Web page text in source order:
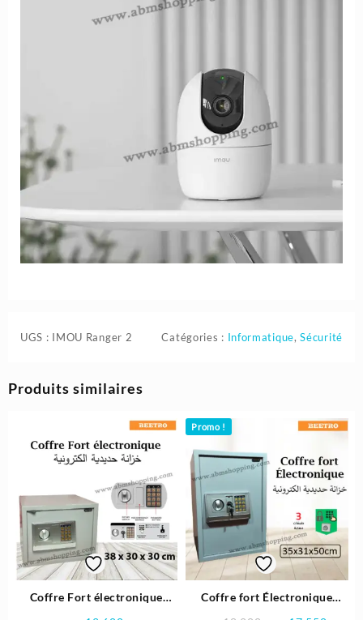
UGS : IMOU Ranger 2 Catégories : Informatique,Sécurité
Produits similaires
Coffre Fort électronique
Promo !
Coffre fort Électronique